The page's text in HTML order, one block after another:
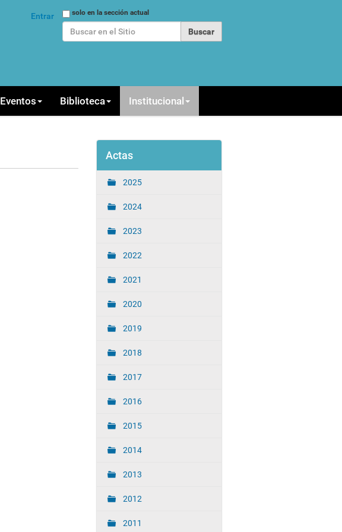
Buscarsolo en la sección actual
Entrar
Eventos Biblioteca Institucional
Actas
2025
2024
2023
2022
2021
2020
2019
2018
2017
2016
2015
2014
2013
2012
2011